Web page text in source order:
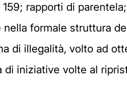
rapporti di
formale struttura
di illegalità, volto ad
iniziative volte al